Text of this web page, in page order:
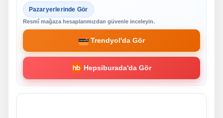
Pazaryerlerinde Gör
Resmî mağaza hesaplarımızdan güvenle inceleyin.
Trendyol'da Gör
Hepsiburada'da Gör